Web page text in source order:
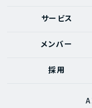
サービス
メンバー
採用